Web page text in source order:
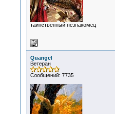
таинственный незнакомец
Quangel
Ветеран
Сообщений: 7735